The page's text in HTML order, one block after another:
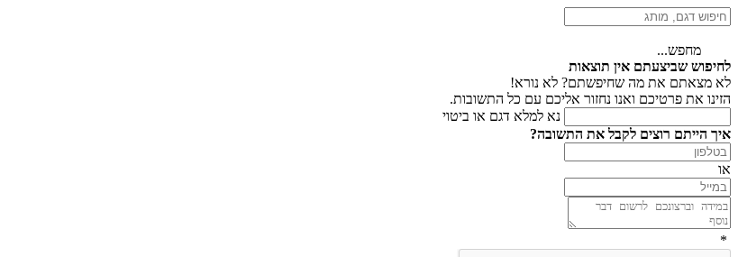
מחפש...
לחיפוש שביצעתם אין תוצאות
לא מצאתם את מה שחיפשתם? לא נורא!
הזינו את פרטיכם ואנו נחזור אליכם עם כל התשובות.
נא למלא דגם או ביטוי
איך הייתם רוצים לקבל את התשובה?
או
*